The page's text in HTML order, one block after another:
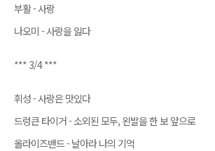
부활 - 사랑
나오미 - 사랑을 잃다
*** 3/4 ***
휘성 - 사랑은 맛있다
드렁큰 타이거 - 소외된 모두, 왼발을 한 보 앞으로
올라이즈밴드 - 날아라 나의 기억